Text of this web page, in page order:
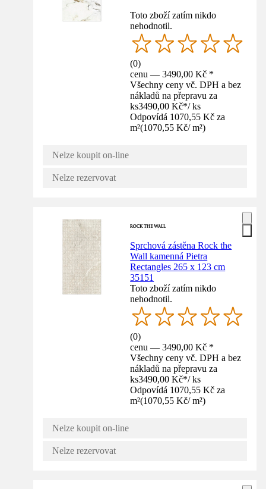
Toto zboží zatím nikdo
nehodnotil.
(0)
cenu — 3490,00 Kč *
Všechny ceny vč. DPH a bez
nákladů na přepravu za
ks3490,00 Kč*/ ks
Odpovídá 1070,55 Kč za
m²(1070,55 Kč/ m²)
Nelze koupit on-line
Nelze rezervovat
Sprchová zástěna Rock the
Wall kamenná Pietra
Rectangles 265 x 123 cm
35151
Toto zboží zatím nikdo
nehodnotil.
(0)
cenu — 3490,00 Kč *
Všechny ceny vč. DPH a bez
nákladů na přepravu za
ks3490,00 Kč*/ ks
Odpovídá 1070,55 Kč za
m²(1070,55 Kč/ m²)
Nelze koupit on-line
Nelze rezervovat